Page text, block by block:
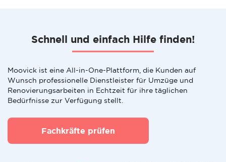
Schnell und einfach Hilfe finden!
Moovick ist eine All-in-One-Plattform, die Kunden auf
Wunsch professionelle Dienstleister für Umzüge und
Renovierungsarbeiten in Echtzeit für ihre täglichen
Bedürfnisse zur Verfügung stellt.
Fachkräfte prüfen